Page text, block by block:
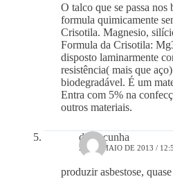
O talco que se passa nos
formula quimicamente
Crisotila. Magnesio,
Formula da Crisotila:
disposto laminarmente
resistência( mais que
biodegradável. É um
Entra com 5% na
outros materiais.
darci cunha
25 DE MAIO DE 2013 /
produzir asbestose,